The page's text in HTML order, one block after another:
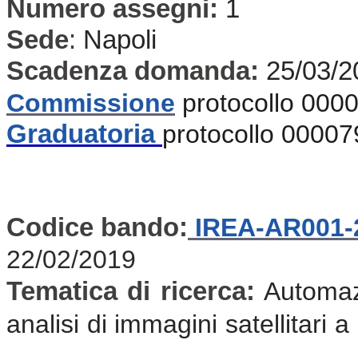
Numero assegni: 1
Sede: Napoli
Scadenza domanda: 25/03/
Commissione protocollo
Graduatoria protocollo
Codice bando: IREA-
22/02/2019
Tematica di ricerca:
analisi di immagini satellitari